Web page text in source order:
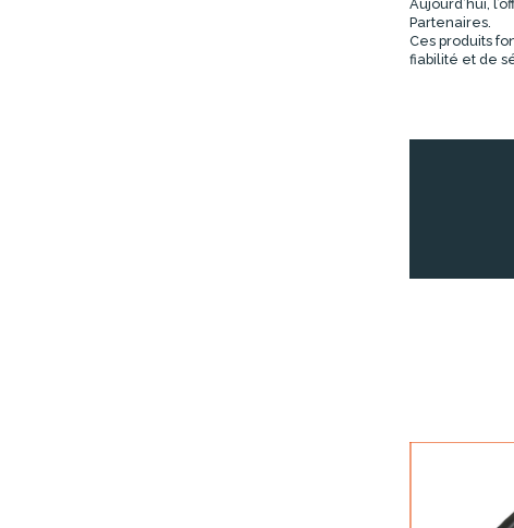
Aujourd’hui,
Partenaires.
Ces produits
fiabilité et de